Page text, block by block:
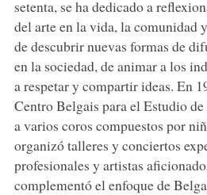
setenta, se ha dedicado a
del arte en la vida, la comunidad
de descubrir nuevas formas de
en la sociedad, de animar a los
a respetar y compartir ideas. En
Centro Belgais para el Estudio
a varios coros compuestos por
organizó talleres y conciertos
profesionales y artistas
complementó el enfoque de